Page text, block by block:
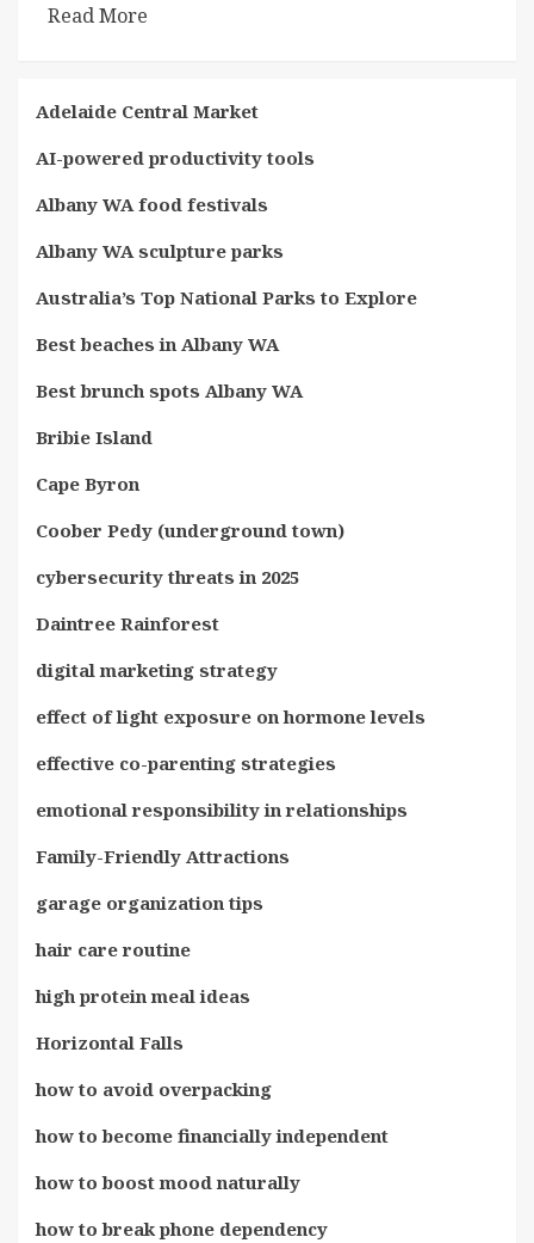
Read More
Adelaide Central Market
AI-powered productivity tools
Albany WA food festivals
Albany WA sculpture parks
Australia’s Top National Parks to Explore
Best beaches in Albany WA
Best brunch spots Albany WA
Bribie Island
Cape Byron
Coober Pedy (underground town)
cybersecurity threats in 2025
Daintree Rainforest
digital marketing strategy
effect of light exposure on hormone levels
effective co-parenting strategies
emotional responsibility in relationships
Family-Friendly Attractions
garage organization tips
hair care routine
high protein meal ideas
Horizontal Falls
how to avoid overpacking
how to become financially independent
how to boost mood naturally
how to break phone dependency